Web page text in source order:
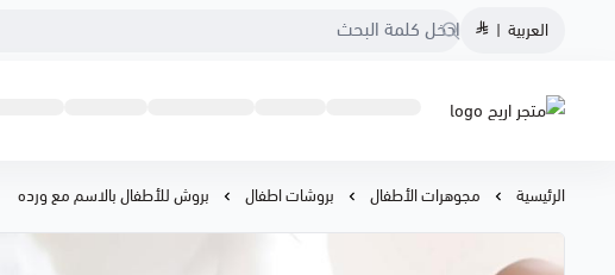
العربية |
متجر اريج
الرئيسية مجوهرات الأطفال بروشات اطفال بروش للأطفال بالاسم مع ورده